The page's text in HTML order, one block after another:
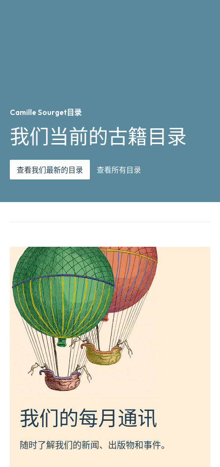
Camille Sourget目录
我们当前的古籍目录
查看我们最新的目录 查看所有目录
我们的每月通讯
随时了解我们的新闻、出版物和事件。